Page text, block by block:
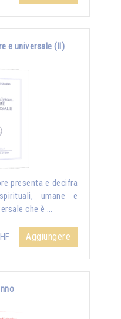
e universale (II)
presenta e decifra
umane e
che è …
Aggiungere